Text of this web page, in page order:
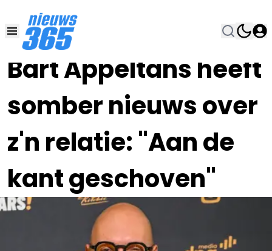
Bart Appeltans heeft
somber nieuws over
z'n relatie: "Aan de
kant geschoven"
03 OKT 2023, 13:00